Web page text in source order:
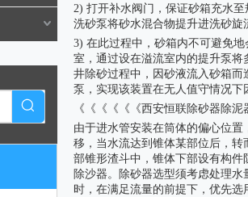
2) 打开补水阀门，保证砂箱充水
洗砂泵将砂水混合物提升进洗砂旋
3) 在此过程中，砂箱内不可避免
室，通过设在溢流室内的提升泵
井除砂过程中，因砂液流入砂箱
泵，实现该装置在无人值守情况下
《《《《《《西安恒联除砂器除
由于进水管安装在筒体的偏心位
移，当水流达到锥体某部位后，
部锥形渣斗中，锥体下部设有构
除沙器。除砂器选型须考虑处理
时，在满足流量的前提下，优先选